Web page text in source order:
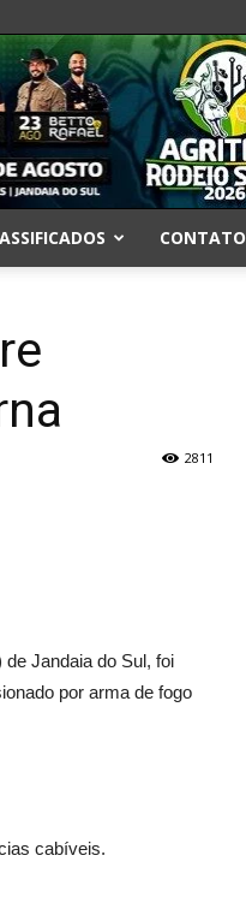
CONTATO
2811
Jandaia do Sul, foi
por arma de fogo
cabíveis.